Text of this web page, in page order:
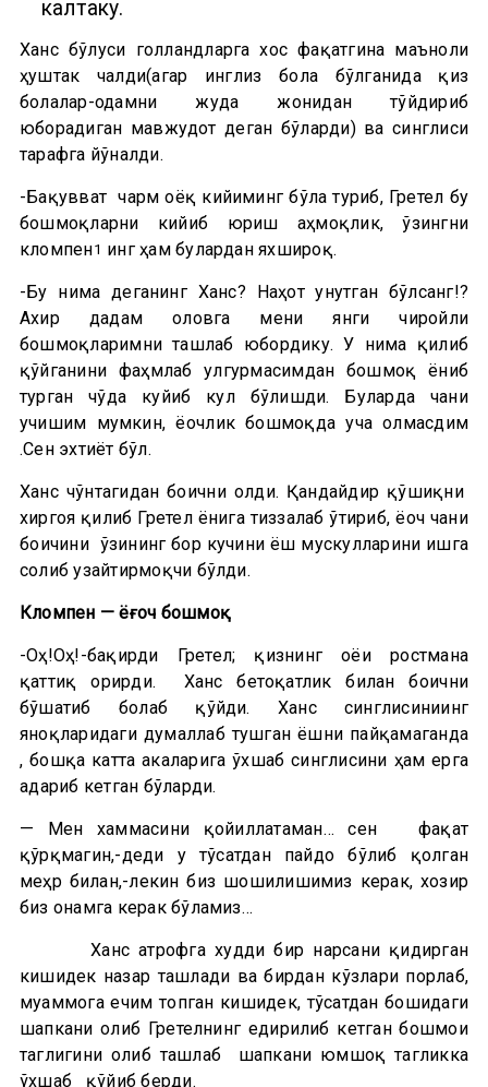
калтаку.
Ханс бўлғуси голландларга хос фақатгина маъноли
ҳуштак чалди(агар инглиз бола бўлганида қиз
болалар-одамни жуда жонидан тўйдириб
юборадиган мавжудот деган бўларди) ва синглиси
тарафга йўналди.
-Бақувват чарм оёқ кийиминг бўла туриб, Гретел бу
бошмоқларни кийиб юриш аҳмоқлик, ўзингни
кломпен1 инг ҳам булардан яхшироқ.
-Бу нима деганинг Ханс? Наҳот унутган бўлсанг!?
Ахир дадам оловга мени янги чиройли
бошмоқларимни ташлаб юбордику. У нима қилиб
қўйганини фаҳмлаб улгурмасимдан бошмоқ ёниб
турган чўғда куйиб кул бўлишди. Буларда чанғи
учишим мумкин, ёғочлик бошмоқда уча олмасдим
.Сен эхтиёт бўл.
Ханс чўнтагидан боғични олди. Қандайдир қўшиқни
хиргоя қилиб Гретел ёнига тиззалаб ўтириб, ёғоч чанғи
боғичини ўзининг бор кучини ёш мускулларини ишга
солиб узайтирмоқчи бўлди.
Кломпен — ёғоч бошмоқ
-Оҳ!Оҳ!-бақирди Гретел; қизнинг оёғи ростмана
қаттиқ оғрирди. Ханс бетоқатлик билан боғични
бўшатиб боғлаб қўйди. Ханс синглисиниинг
яноқларидаги думаллаб тушган ёшни пайқамаганда
, бошқа катта акаларига ўхшаб синглисини ҳам ерга
ағдариб кетган бўларди.
— Мен хаммасини қойиллатаман… сен фақат
қўрқмагин,-деди у тўсатдан пайдо бўлиб қолган
меҳр билан,-лекин биз шошилишимиз керак, хозир
биз онамга керак бўламиз…
Ханс атрофга худди бир нарсани қидирган
кишидек назар ташлади ва бирдан кўзлари порлаб,
муаммога ечим топган кишидек, тўсатдан бошидаги
шапкани олиб Гретелнинг едирилиб кетган бошмоғи
таглигини олиб ташлаб шапкани юмшоқ тагликка
ўхшаб қўйиб берди.